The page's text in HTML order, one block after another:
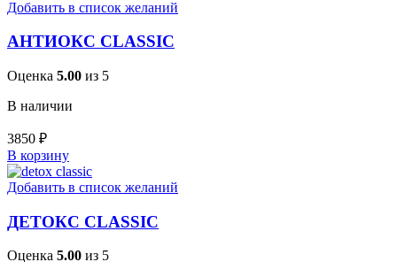
Добавить в список желаний
АНТИОКС CLASSIC
Оценка 5.00 из 5
В наличии
3850 ₽
В корзину
Добавить в список желаний
ДЕТОКС CLASSIC
Оценка 5.00 из 5